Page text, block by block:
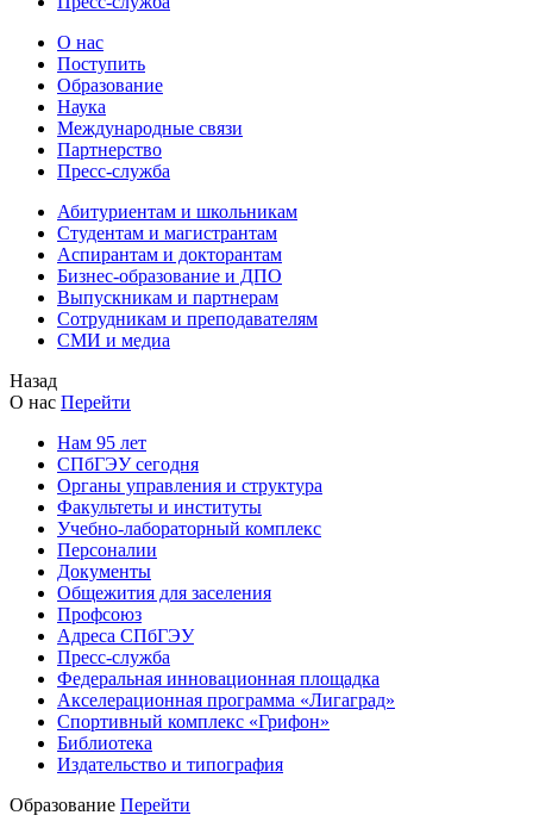
О нас
Поступить
Образование
Наука
Международные связи
Партнерство
Пресс-служба
Абитуриентам и школьникам
Студентам и магистрантам
Аспирантам и докторантам
Бизнес-образование и ДПО
Выпускникам и партнерам
Сотрудникам и преподавателям
СМИ и медиа
Назад
О нас Перейти
Нам 95 лет
СПбГЭУ сегодня
Органы управления и структура
Факультеты и институты
Учебно-лабораторный комплекс
Персоналии
Документы
Общежития для заселения
Профсоюз
Адреса СПбГЭУ
Пресс-служба
Федеральная инновационная площадка
Акселерационная программа «Лигаград»­­
Спортивный комплекс «Грифон»
Библиотека
Издательство и типография
Образование Перейти